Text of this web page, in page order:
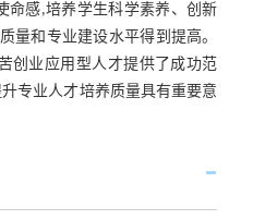
命感,培养学生科学素养、创新
量和专业建设水平得到提高。
创业应用型人才提供了成功范
专业人才培养质量具有重要意